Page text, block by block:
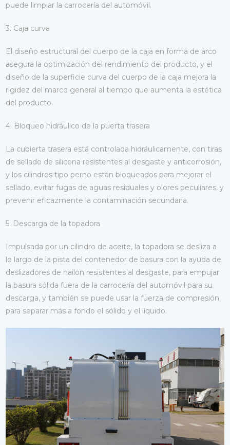
puede limpiar la carrocería del automóvil.
3. Caja curva
El diseño estructural del cuerpo de la caja en forma de arco
asegura la optimización del rendimiento del producto, y el
diseño de la superficie curva del cuerpo de la caja mejora la
rigidez del marco general al tiempo que aumenta la estética
del producto.
4. Bloqueo hidráulico de la puerta trasera
La cubierta trasera está controlada hidráulicamente, con tiras
de sellado de silicona resistentes al desgaste y anticorrosión,
y los cilindros tipo perno están bloqueados para mejorar el
sellado, evitar fugas de aguas residuales y olores peculiares, y
prevenir eficazmente la contaminación secundaria.
5. Descarga de la topadora
Impulsada por un cilindro de aceite, la topadora se desliza a
lo largo de la pista del contenedor de basura con la ayuda de
deslizadores de nailon resistentes al desgaste, para empujar
la basura sólida fuera de la carrocería del automóvil para su
descarga, y también se puede usar la fuerza de compresión
para separar más a fondo el sólido y el líquido.